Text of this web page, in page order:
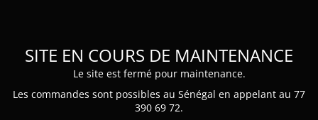
SITE EN COURS DE MAINTENANCE
Le site est fermé pour maintenance.
Les commandes sont possibles au Sénégal en appelant au 77
390 69 72.